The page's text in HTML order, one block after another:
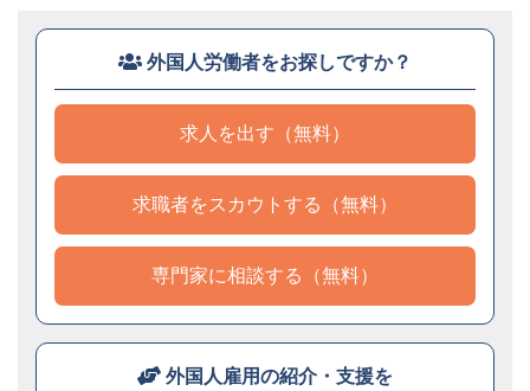
外国人労働者をお探しですか？
求人を出す（無料）
求職者をスカウトする（無料）
専門家に相談する（無料）
外国人雇用の紹介・支援を